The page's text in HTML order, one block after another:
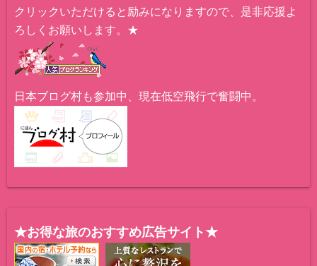
クリックいただけると励みになりますので、是非応援よ
ろしくお願いします。★
日本ブログ村も参加中、現在低空飛行で奮闘中。
★お得な旅のおすすめ広告サイト★